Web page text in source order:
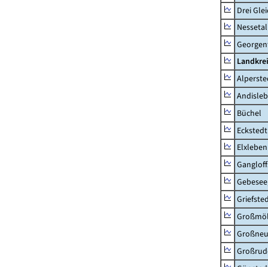
Drei
Nessetal
Büchel
Eckstedt
Elxleben